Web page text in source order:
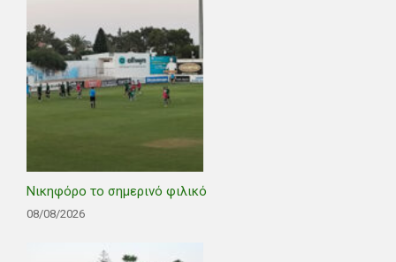
Νικηφόρο το σημερινό φιλικό
08/08/2026